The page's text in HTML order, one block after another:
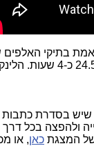
האלפים של
- סיכום שבועי - 22.5.23 עד 24.5.23 כ-4 שעות. הלינק
בסדרת כתבות
בכל דרך
כאן, או מכאן: